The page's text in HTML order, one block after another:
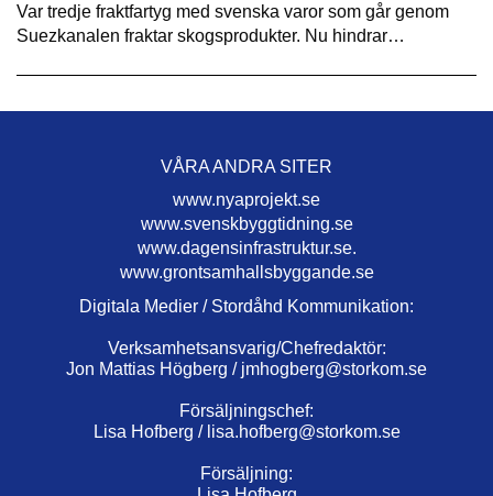
Var tredje fraktfartyg med svenska varor som går genom
Suezkanalen fraktar skogsprodukter. Nu hindrar…
VÅRA ANDRA SITER
www.nyaprojekt.se
www.svenskbyggtidning.se
www.dagensinfrastruktur.se.
www.grontsamhallsbyggande.se
Digitala Medier / Stordåhd Kommunikation:
Verksamhetsansvarig/Chefredaktör:
Jon Mattias Högberg / jmhogberg@storkom.se
Försäljningschef:
Lisa Hofberg / lisa.hofberg@storkom.se
Försäljning: